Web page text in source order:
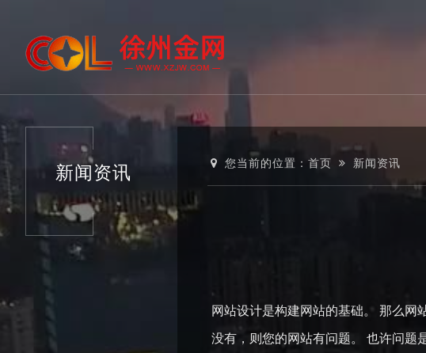
新闻资讯 您当前的位置：首页 新闻资讯
网站设计是构建网站的基础。 那么网
没有，则您的网站有问题。 也许问题